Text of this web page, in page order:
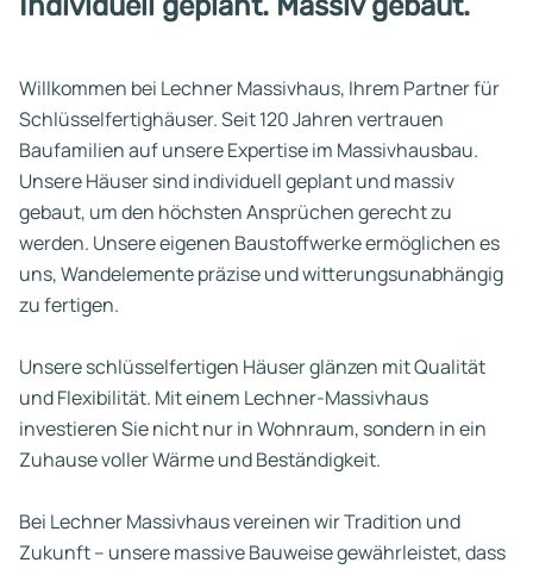
Willkommen bei Lechner Massivhaus, Ihrem Partner für
Schlüsselfertighäuser. Seit 120 Jahren vertrauen
Baufamilien auf unsere Expertise im Massivhausbau.
Unsere Häuser sind individuell geplant und massiv
gebaut, um den höchsten Ansprüchen gerecht zu
werden. Unsere eigenen Baustoffwerke ermöglichen es
uns, Wandelemente präzise und witterungsunabhängig
zu fertigen.
Unsere schlüsselfertigen Häuser glänzen mit Qualität
und Flexibilität. Mit einem Lechner-Massivhaus
investieren Sie nicht nur in Wohnraum, sondern in ein
Zuhause voller Wärme und Beständigkeit.
Bei Lechner Massivhaus vereinen wir Tradition und
Zukunft – unsere massive Bauweise gewährleistet, dass